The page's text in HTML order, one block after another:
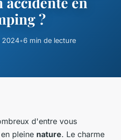
?
2024•6 min de lecture
d'entre vous
pleine nature. Le charme